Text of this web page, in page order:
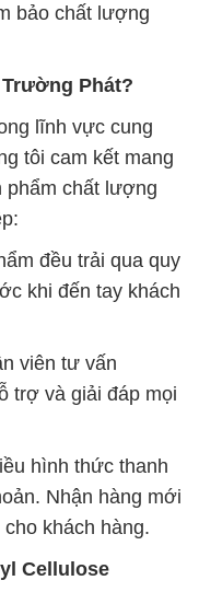
bảo chất lượng
Phát?
lĩnh vực cung
tôi cam kết mang
phẩm chất lượng
đều trải qua quy
khi đến tay khách
viên tư vấn
trợ và giải đáp mọi
hình thức thanh
Nhận hàng mới
khách hàng.
Cellulose